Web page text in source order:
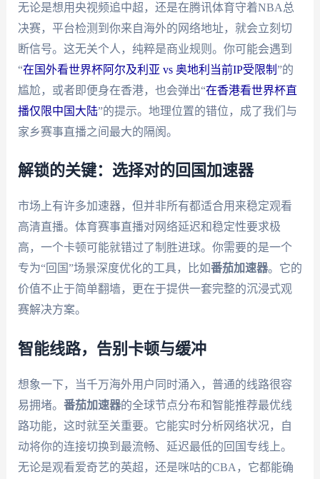
无论是想用央视频追中超，还是在腾讯体育守着NBA总
决赛，平台检测到你来自海外的网络地址，就会立刻切
断信号。这无关个人，纯粹是商业规则。你可能会遇到
“在国外看世界杯阿尔及利亚 vs 奥地利当前IP受限制 ”的
尴尬，或者即便身在香港，也会弹出“在香港看世界杯直
播仅限中国大陆”的提示。地理位置的错位，成了我们与
家乡赛事直播之间最大的隔阂。
解锁的关键：选择对的回国加速器
市场上有许多加速器，但并非所有都适合用来稳定观看
高清直播。体育赛事直播对网络延迟和稳定性要求极
高，一个卡顿可能就错过了制胜进球。你需要的是一个
专为“回国”场景深度优化的工具，比如番茄加速器。它的
价值不止于简单翻墙，更在于提供一套完整的沉浸式观
赛解决方案。
智能线路，告别卡顿与缓冲
想象一下，当千万海外用户同时涌入，普通的线路很容
易拥堵。 番茄加速器的全球节点分布和智能推荐最优线
路功能，这时就至关重要。它能实时分析网络状况，自
动将你的连接切换到最流畅、延迟最低的回国专线上。
无论是观看爱奇艺的英超，还是咪咕的CBA，它都能确